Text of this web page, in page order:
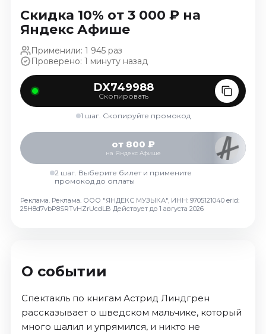
Декабрь 2026
Спорт
Август 2026
Сентябрь 2026
Декабрь 2026
Август 2026
Сентябрь 2026
Октябрь 2026
Ноябрь 2026
Декабрь 2026
Скидка 10% от 3 000 ₽ на
Яндекс Афише
Применили: 1 945 раз
Проверено: 1 минуту назад
DX749988
Скопировать
1 шаг. Скопируйте промокод
от 800 ₽
на Яндекс Афише
2 шаг. Выберите билет и примените
промокод до оплаты
Реклама. Реклама. ООО "ЯНДЕКС МУЗЫКА", ИНН: 9705121040 erid:
25H8d7vbP8SRTvHZrUcdLB Действует до 1 августа 2026
О событии
Спектакль по книгам Астрид Линдгрен
рассказывает о шведском мальчике, который
много шалил и упрямился, и никто не